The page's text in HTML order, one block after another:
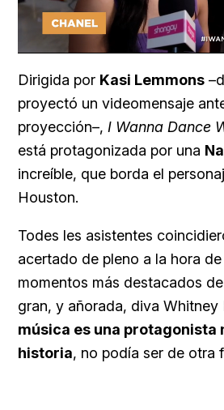
Unmute Loaded:
18.35%
Dirigida por Kasi Lemmons
proyectó un videomensaje
proyección–, I Wanna Dance
está protagonizada por una
increíble, que borda el
Houston.
Todes les asistentes
acertado de pleno a la hora
momentos más destacados
gran, y añorada, diva Whitney
música es una protagonista
historia, no podía ser de otra